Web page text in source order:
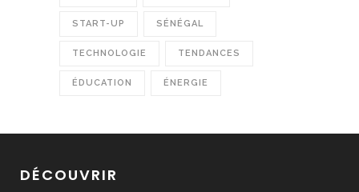
START-UP SÉNÉGAL
TECHNOLOGIE TENDANCES
ÉDUCATION ÉNERGIE
DÉCOUVRIR